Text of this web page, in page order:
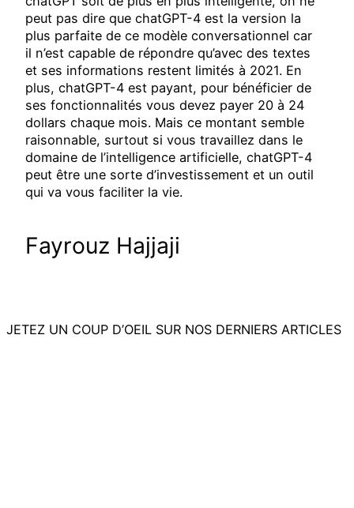
peut pas dire que chatGPT-4 est la version la
plus parfaite de ce modèle conversationnel car
il n’est capable de répondre qu’avec des textes
et ses informations restent limités à 2021. En
plus, chatGPT-4 est payant, pour bénéficier de
ses fonctionnalités vous devez payer 20 à 24
dollars chaque mois. Mais ce montant semble
raisonnable, surtout si vous travaillez dans le
domaine de l’intelligence artificielle, chatGPT-4
peut être une sorte d’investissement et un outil
qui va vous faciliter la vie.
Fayrouz Hajjaji
JETEZ UN COUP D’OEIL SUR NOS DERNIERS ARTICLES